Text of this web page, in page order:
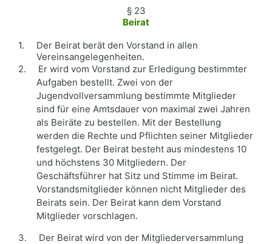
§ 23
Beirat
1.
Der Beirat berät den Vorstand in allen
Vereinsangelegenheiten.
2.
Er wird vom Vorstand zur Erledigung bestimmter
Aufgaben bestellt. Zwei von der
Jugendvollversammlung bestimmte Mitglieder
sind für eine Amtsdauer von maximal zwei Jahren
als Beiräte zu bestellen. Mit der Bestellung
werden die Rechte und Pflichten seiner Mitglieder
festgelegt. Der Beirat besteht aus mindestens 10
und höchstens 30 Mitgliedern. Der
Geschäftsführer hat Sitz und Stimme im Beirat.
Vorstandsmitglieder können nicht Mitglieder des
Beirats sein. Der Beirat kann dem Vorstand
Mitglieder vorschlagen.
3.
Der Beirat wird von der Mitgliederversammlung